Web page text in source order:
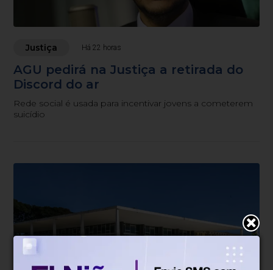
Justiça Há 22 horas
AGU pedirá na Justiça a retirada do
Discord do ar
Rede social é usada para incentivar jovens a cometerem
suicídio